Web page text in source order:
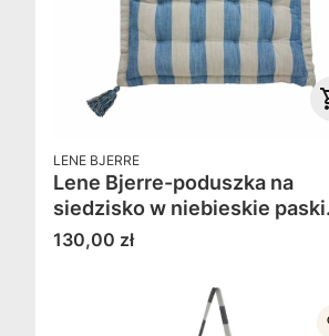
PRODUCENT
LENE BJERRE
Lene Bjerre-poduszka na
siedzisko w niebieskie paski
Felima
Cena
130,00 zł